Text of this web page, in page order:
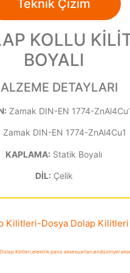
Teknik Çizim
KOLLU
BOYALI
DETAYLARI
Zamak DIN-EN 1774-
Zamak DIN-EN 1774-ZnAl4Cu1
KAPLAMA: Statik Boyalı
DİL: Çelik
Kilitleri-Dosya Dolap Kilitleri
Kilitleri, elektrik pano aksesuarları, endüstriyel